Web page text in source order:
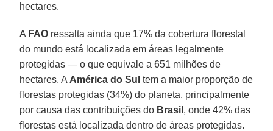
hectares.
A FAO ressalta ainda que 17% da cobertura florestal
do mundo está localizada em áreas legalmente
protegidas — o que equivale a 651 milhões de
hectares. A América do Sul tem a maior proporção de
florestas protegidas (34%) do planeta, principalmente
por causa das contribuições do Brasil , onde 42% das
florestas está localizada dentro de áreas protegidas.